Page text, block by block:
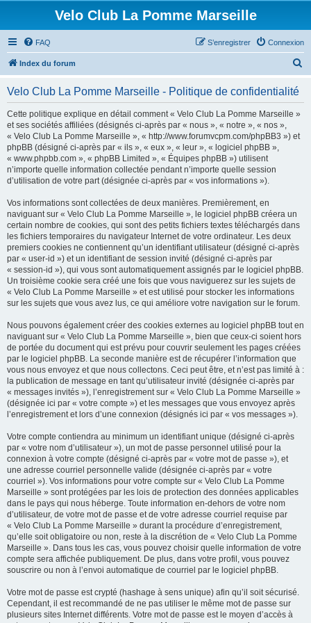
Velo Club La Pomme Marseille
FAQ Connexion
S’enregistrer
Index du forum
Velo Club La Pomme Marseille - Politique de confidentialité
Cette politique explique en détail comment « Velo Club La Pomme Marseille »
et ses sociétés affiliées (désignés ci-après par « nous », « notre », « nos »,
« Velo Club La Pomme Marseille », « http://www.forumvcpm.com/phpBB3 ») et
phpBB (désigné ci-après par « ils », « eux », « leur », « logiciel phpBB »,
« www.phpbb.com », « phpBB Limited », « Équipes phpBB ») utilisent
n’importe quelle information collectée pendant n’importe quelle session
d’utilisation de votre part (désignée ci-après par « vos informations »).
Vos informations sont collectées de deux manières. Premièrement, en
naviguant sur « Velo Club La Pomme Marseille », le logiciel phpBB créera un
certain nombre de cookies, qui sont des petits fichiers textes téléchargés dans
les fichiers temporaires du navigateur Internet de votre ordinateur. Les deux
premiers cookies ne contiennent qu’un identifiant utilisateur (désigné ci-après
par « user-id ») et un identifiant de session invité (désigné ci-après par
« session-id »), qui vous sont automatiquement assignés par le logiciel phpBB.
Un troisième cookie sera créé une fois que vous naviguerez sur les sujets de
« Velo Club La Pomme Marseille » et est utilisé pour stocker les informations
sur les sujets que vous avez lus, ce qui améliore votre navigation sur le forum.
Nous pouvons également créer des cookies externes au logiciel phpBB tout en
naviguant sur « Velo Club La Pomme Marseille », bien que ceux-ci soient hors
de portée du document qui est prévu pour couvrir seulement les pages créées
par le logiciel phpBB. La seconde manière est de récupérer l’information que
vous nous envoyez et que nous collectons. Ceci peut être, et n’est pas limité à :
la publication de message en tant qu’utilisateur invité (désignée ci-après par
« messages invités »), l’enregistrement sur « Velo Club La Pomme Marseille »
(désignée ici par « votre compte ») et les messages que vous envoyez après
l’enregistrement et lors d’une connexion (désignés ici par « vos messages »).
Votre compte contiendra au minimum un identifiant unique (désigné ci-après
par « votre nom d’utilisateur »), un mot de passe personnel utilisé pour la
connexion à votre compte (désigné ci-après par « votre mot de passe »), et
une adresse courriel personnelle valide (désignée ci-après par « votre
courriel »). Vos informations pour votre compte sur « Velo Club La Pomme
Marseille » sont protégées par les lois de protection des données applicables
dans le pays qui nous héberge. Toute information en-dehors de votre nom
d’utilisateur, de votre mot de passe et de votre adresse courriel requise par
« Velo Club La Pomme Marseille » durant la procédure d’enregistrement,
qu’elle soit obligatoire ou non, reste à la discrétion de « Velo Club La Pomme
Marseille ». Dans tous les cas, vous pouvez choisir quelle information de votre
compte sera affichée publiquement. De plus, dans votre profil, vous pouvez
souscrire ou non à l’envoi automatique de courriel par le logiciel phpBB.
Votre mot de passe est crypté (hashage à sens unique) afin qu’il soit sécurisé.
Cependant, il est recommandé de ne pas utiliser le même mot de passe sur
plusieurs sites Internet différents. Votre mot de passe est le moyen d’accès à